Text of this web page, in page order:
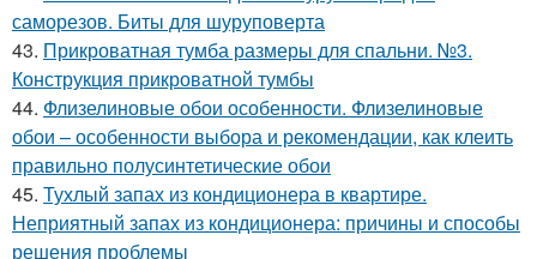
саморезов. Биты для шуруповерта
43. Прикроватная тумба размеры для спальни. №3.
Конструкция прикроватной тумбы
44. Флизелиновые обои особенности. Флизелиновые
обои – особенности выбора и рекомендации, как клеить
правильно полусинтетические обои
45. Тухлый запах из кондиционера в квартире.
Неприятный запах из кондиционера: причины и способы
решения проблемы